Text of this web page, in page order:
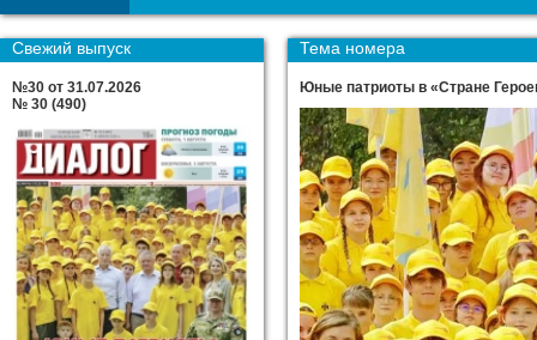
Свежий выпуск
№30 от 31.07.2026
№ 30 (490)
Тема номера
Юные патриоты в «Стране